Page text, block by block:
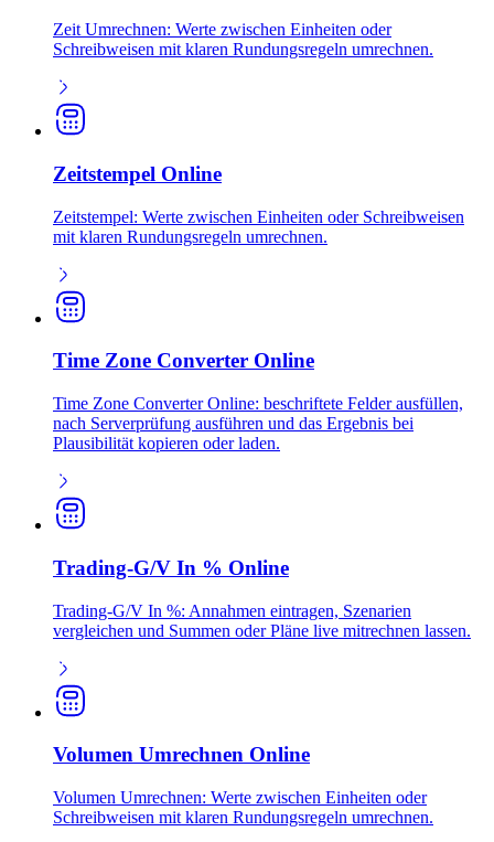
Zeit Umrechnen: Werte zwischen Einheiten oder
Schreibweisen mit klaren Rundungsregeln umrechnen.
Zeitstempel Online
Zeitstempel: Werte zwischen Einheiten oder Schreibweisen
mit klaren Rundungsregeln umrechnen.
Time Zone Converter Online
Time Zone Converter Online: beschriftete Felder ausfüllen,
nach Serverprüfung ausführen und das Ergebnis bei
Plausibilität kopieren oder laden.
Trading-G/V In % Online
Trading-G/V In %: Annahmen eintragen, Szenarien
vergleichen und Summen oder Pläne live mitrechnen lassen.
Volumen Umrechnen Online
Volumen Umrechnen: Werte zwischen Einheiten oder
Schreibweisen mit klaren Rundungsregeln umrechnen.